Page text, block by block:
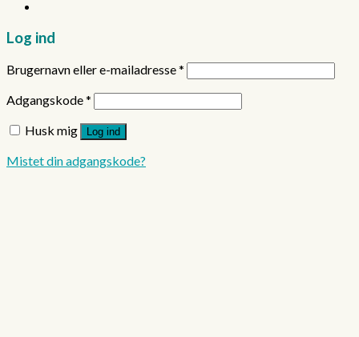
Log ind
Brugernavn eller e-mailadresse*
Adgangskode*
Husk mig
Log ind
Mistet din adgangskode?